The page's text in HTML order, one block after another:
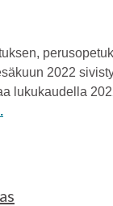
2022
lukukaudella